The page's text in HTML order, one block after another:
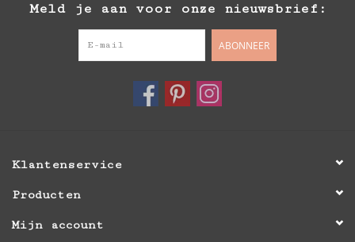
Meld je aan voor onze nieuwsbrief:
ABONNEER
Klantenservice
Producten
Mijn account